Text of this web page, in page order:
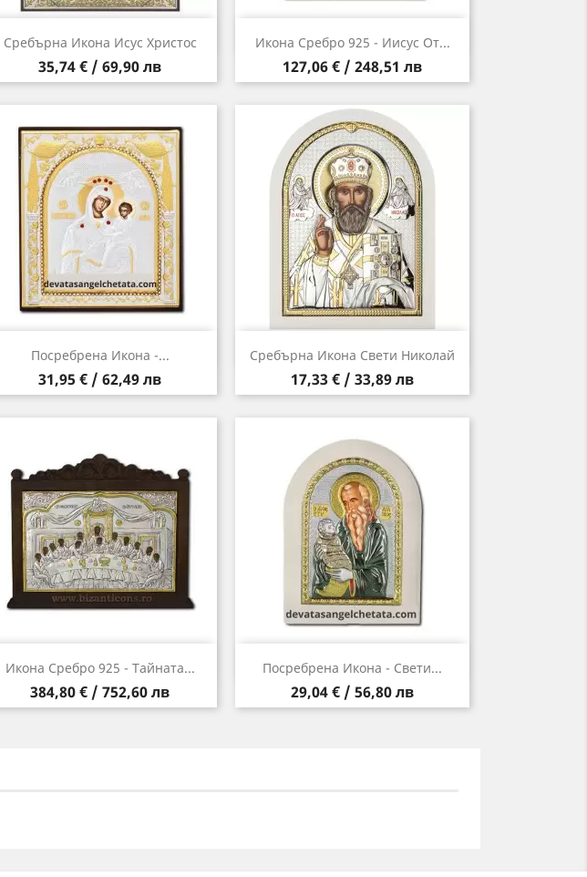
Сребърна Икона Исус Христос
Цена
35,74 € / 69,90 лв
Бърз преглед Икона Сребро 925 - Иисус От...
Цена
127,06 € / 248,51 лв
Бърз преглед
Посребрена Икона -...
Цена
31,95 € / 62,49 лв
Бърз преглед Сребърна Икона Свети Николай
Цена
17,33 € / 33,89 лв
 Бърз преглед
Икона Сребро 925 - Тайната...
Цена
384,80 € / 752,60 лв
Бърз преглед Посребрена Икона - Свети...
Цена
29,04 € / 56,80 лв
Бърз преглед